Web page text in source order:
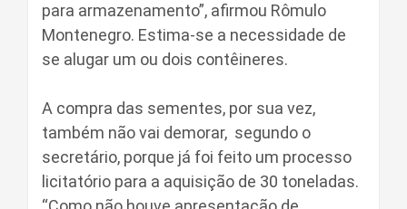
para armazenamento”, afirmou Rômulo
Montenegro. Estima-se a necessidade de
se alugar um ou dois contêineres.
A compra das sementes, por sua vez,
também não vai demorar, segundo o
secretário, porque já foi feito um processo
licitatório para a aquisição de 30 toneladas.